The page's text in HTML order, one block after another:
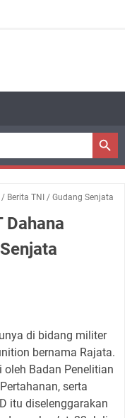
/ Berita TNI / Gudang Senjata
Dahana
di bidang militer
bernama Rajata.
Badan Penelitian
serta
itu diselenggarakan